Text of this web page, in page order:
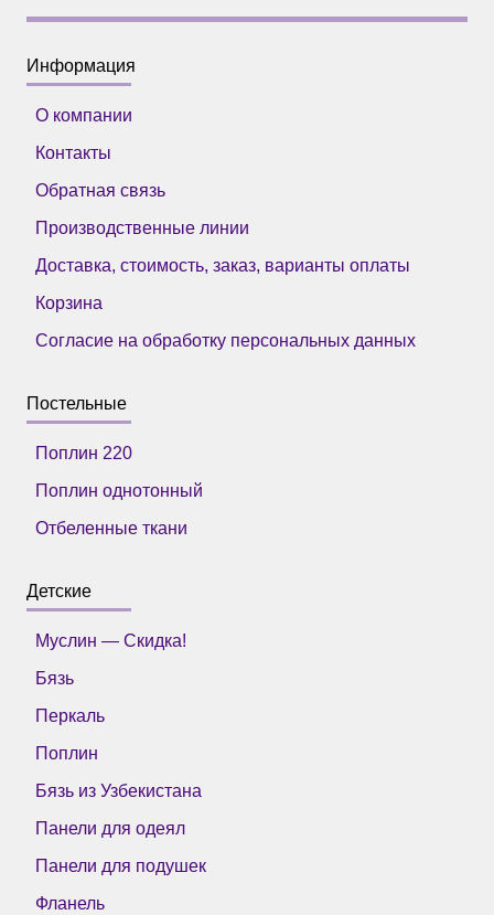
Информация
О компании
Контакты
Обратная связь
Производственные линии
Доставка, стоимость, заказ, варианты оплаты
Корзина
Согласие на обработку персональных данных
Постельные
Поплин 220
Поплин однотонный
Отбеленные ткани
Детские
Муслин — Скидка!
Бязь
Перкаль
Поплин
Бязь из Узбекистана
Панели для одеял
Панели для подушек
Фланель